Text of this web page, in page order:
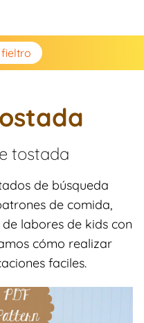
tostada
de búsqueda
de comida,
labores de kids con
cómo realizar
faciles.